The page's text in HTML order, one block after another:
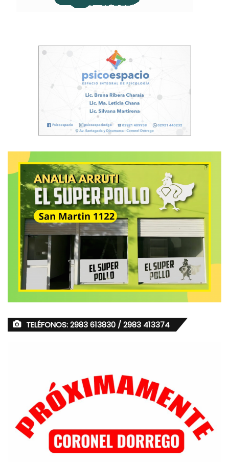
TELÉFONOS: 2983 613830 / 2983 413374